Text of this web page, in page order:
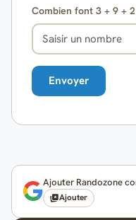
Combien font 3 + 9 + 2
Ajouter Randozone
Ajouter